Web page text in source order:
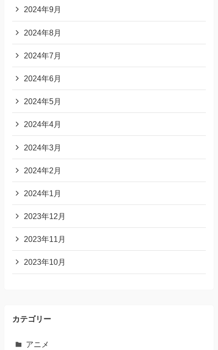
2024年9月
2024年8月
2024年7月
2024年6月
2024年5月
2024年4月
2024年3月
2024年2月
2024年1月
2023年12月
2023年11月
2023年10月
カテゴリー
アニメ